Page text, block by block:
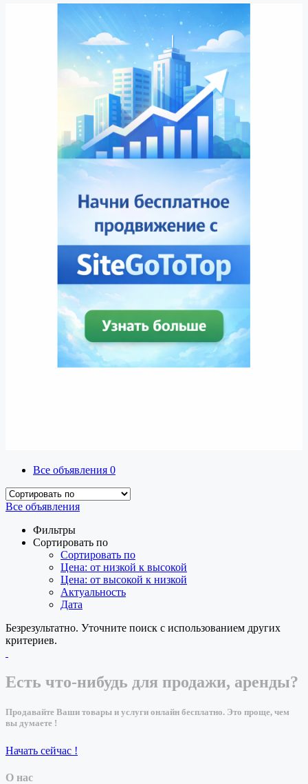
Все объявления 0
Все объявления
Фильтры
Сортировать по
Сортировать по
Цена: от низкой к высокой
Цена: от высокой к низкой
Актуальность
Дата
Безрезультатно. Уточните поиск с использованием других
критериев.
Есть что-нибудь для продажи, аренды?
Продавайте Ваши товары и услуги онлайн бесплатно. Это проще, чем
вы думаете !
Начать сейчас !
О нас